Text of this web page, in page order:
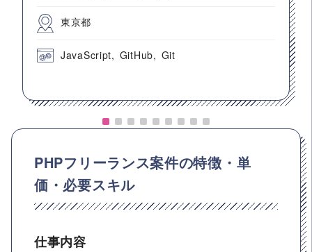
東京都
JavaScript GitHub Git
PHPフリーランス案件の特徴・単
価・必要スキル
仕事内容